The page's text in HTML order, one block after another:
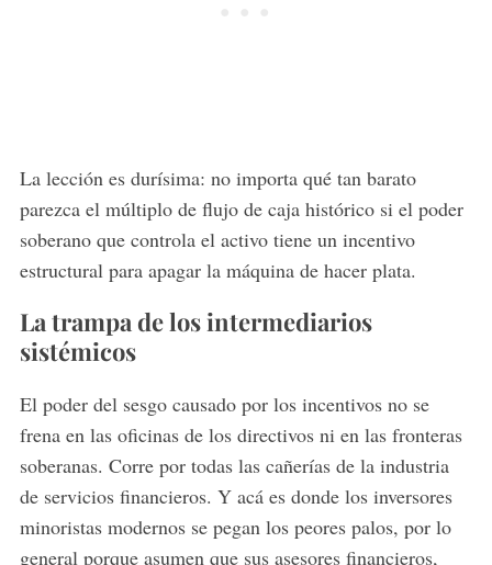
La lección es durísima: no importa qué tan barato
parezca el múltiplo de flujo de caja histórico si el poder
soberano que controla el activo tiene un incentivo
estructural para apagar la máquina de hacer plata.
La trampa de los intermediarios
sistémicos
El poder del sesgo causado por los incentivos no se
frena en las oficinas de los directivos ni en las fronteras
soberanas. Corre por todas las cañerías de la industria
de servicios financieros. Y acá es donde los inversores
minoristas modernos se pegan los peores palos, por lo
general porque asumen que sus asesores financieros,